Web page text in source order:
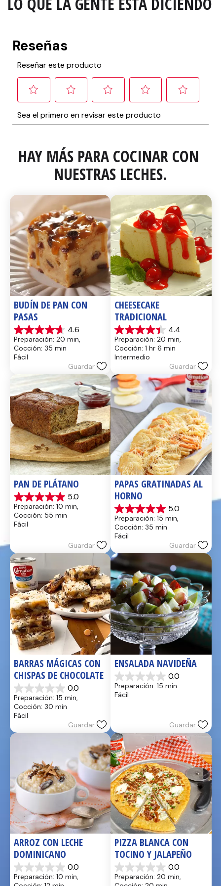
HAY MÁS PARA COCINAR CON
NUESTRAS LECHES.
BUDÍN DE PAN CON
PASAS
4.6
4.6
de
5
estrellas.
reseñas
Preparación: 20 min,
Cocción: 35 min
Fácil
Guardar
CHEESECAKE
TRADICIONAL
4.4
4.4
de
5
estrellas.
reseñas
Preparación: 20 min,
Cocción: 1 hr 6 min
Intermedio
Guardar
PAN DE PLÁTANO
5.0
5.0
de
5
estrellas.
Preparación: 10 min,
Cocción: 55 min
Fácil
Guardar
PAPAS GRATINADAS AL
HORNO
5.0
5.0
de
5
estrellas.
reseñas
Preparación: 15 min,
Cocción: 35 min
Fácil
Guardar
BARRAS MÁGICAS CON
CHISPAS DE CHOCOLATE
0.0
0.0
de
5
estrellas.
Preparación: 15 min,
Cocción: 30 min
Fácil
Guardar
ENSALADA NAVIDEÑA
0.0
0.0
de
5
Preparación: 15 min
Fácil
Guardar
ARROZ CON LECHE
DOMINICANO
0.0
0.0
de
Preparación: 10 min,
PIZZA BLANCA CON
TOCINO Y JALAPEÑO
0.0
0.0
de
Preparación: 20 min,